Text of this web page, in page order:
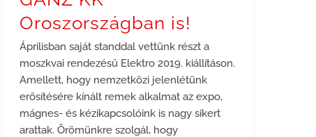
Oroszországban is!
Áprilisban saját standdal vettünk részt a
moszkvai rendezésű Elektro 2019. kiállításon.
Amellett, hogy nemzetközi jelenlétünk
erősítésére kínált remek alkalmat az expo,
mágnes- és kézikapcsolóink is nagy sikert
arattak. Örömünkre szolgál, hogy